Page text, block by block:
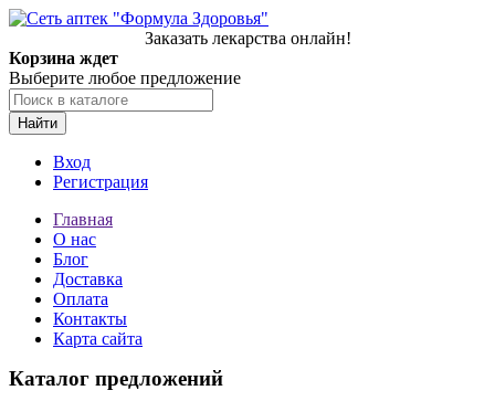
Заказать лекарства онлайн!
Корзина ждет
Выберите любое предложение
Найти
Вход
Регистрация
Главная
О нас
Блог
Доставка
Оплата
Контакты
Карта сайта
Каталог предложений